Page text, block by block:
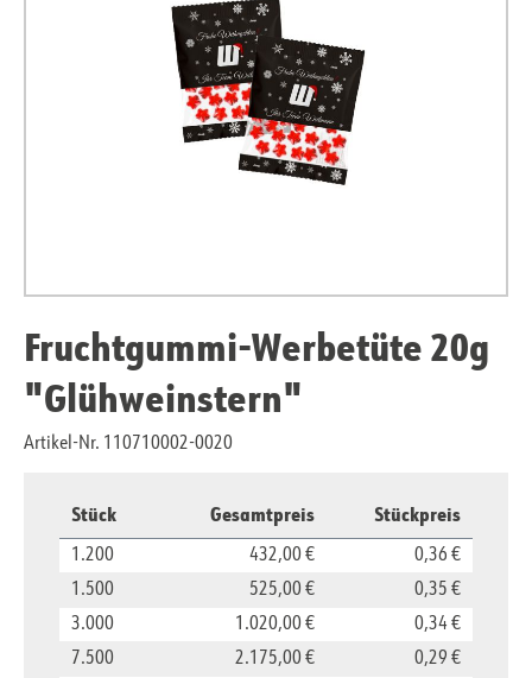
Fruchtgummi-Werbetüte 20g
"Glühweinstern"
Artikel-Nr. 110710002-0020
Stück Gesamtpreis Stückpreis
1.200 432,00 €
0,36 €
1.500
525,00 €
0,35 €
3.000
1.020,00 €
0,34 €
7.500
2.175,00 €
0,29 €